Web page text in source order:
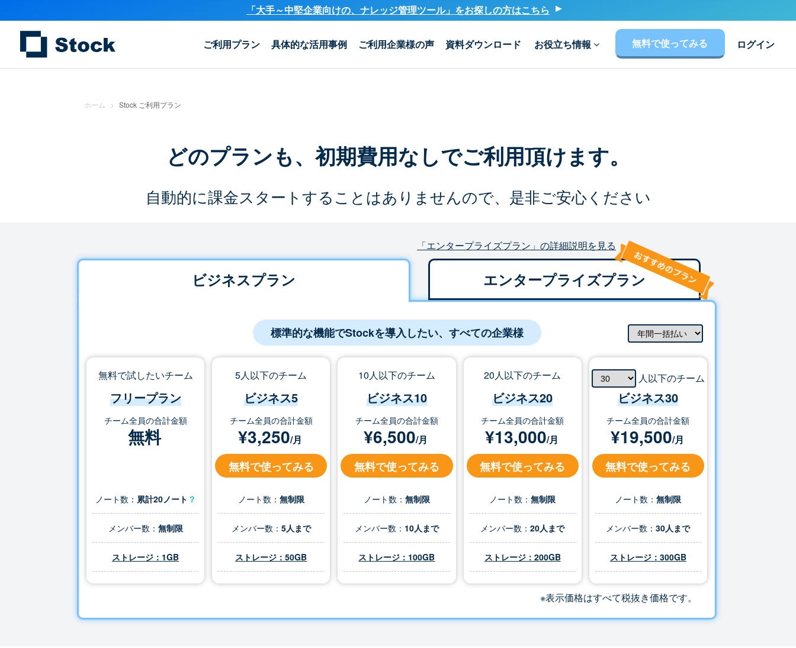
「大手～中堅企業向けの、ナレッジ管理ツール」をお探しの方はこちら
ご利用プラン 具体的な活用事例 ご利用企業様の声 資料ダウンロード お役立ち情報 無料で使ってみる ログイン
ホーム > Stock ご利用プラン
どのプランも、初期費用なしでご利用頂けます。
自動的に課金スタートすることはありませんので、是非ご安心ください
「エンタープライズプラン」の詳細説明を見る
ビジネスプラン エンタープライズプラン
標準的な機能でStockを導入したい、すべての企業様
無料で試したいチーム
フリープラン
チーム全員の合計金額
無料
ノート数： 累計20ノート ？
メンバー数： 無制限
ストレージ：1GB
5人以下のチーム
ビジネス5
チーム全員の合計金額
¥3,250/月
無料で使ってみる
ノート数： 無制限
メンバー数： 5人まで
ストレージ：50GB
10人以下のチーム
ビジネス10
チーム全員の合計金額
¥6,500/月
無料で使ってみる
ノート数： 無制限
メンバー数： 10人まで
ストレージ：100GB
20人以下のチーム
ビジネス20
チーム全員の合計金額
¥13,000/月
無料で使ってみる
ノート数：無制限
メンバー数：20人まで
ストレージ：200GB
人以下のチーム
ビジネス30
チーム全員の合計金額
¥19,500/月
無料で使ってみる
ノート数：無制限
メンバー数：30人まで
ストレージ： 300GB
※表示価格はすべて税抜き価格です。